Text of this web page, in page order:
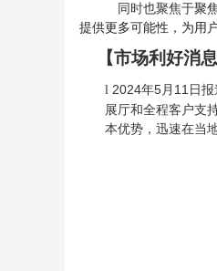
同时也聚焦于聚
提供更多可能性，为用
【市场利好消
l 2024年5月11日报
展厅和全程客户支
本优势，迅速在当